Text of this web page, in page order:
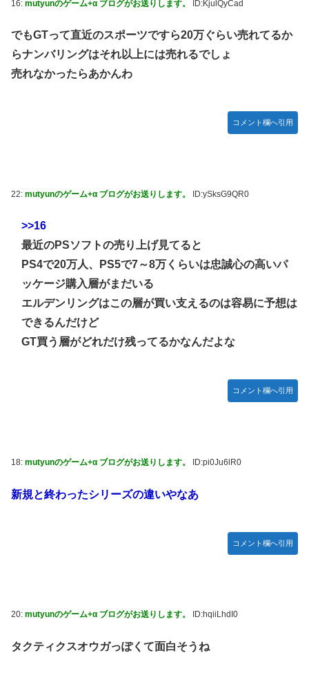
16: mutyunのゲーム+α ブログがお送りします。 ID:KjulQyCad
でもGTって直近のスポーツですら20万ぐらい売れてるか
らナンバリングはそれ以上には売れるでしょ
売れなかったらあかんわ
コメント欄へ引用
22: mutyunのゲーム+α ブログがお送りします。 ID:ySksG9QR0
>>16
最近のPSソフトの売り上げ見てると
PS4で20万人、PS5で7～8万くらいは忠誠心の高いパ
ッケージ購入層がまだいる
エルデンリングはこの層が買い支えるのは容易に予想は
できるんだけど
GT買う層がどれだけ残ってるかなんだよな
コメント欄へ引用
18: mutyunのゲーム+α ブログがお送りします。 ID:pi0Ju6lR0
新規と終わったシリーズの違いやなあ
コメント欄へ引用
20: mutyunのゲーム+α ブログがお送りします。 ID:hqiiLhdI0
タクティクスオウガっぽくて面白そうね